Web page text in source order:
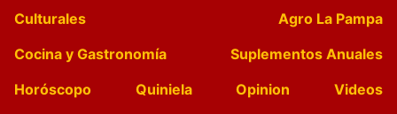
Culturales
Agro La Pampa
Cocina y Gastronomía
Suplementos Anuales
Horóscopo
Quiniela Opinion
Videos